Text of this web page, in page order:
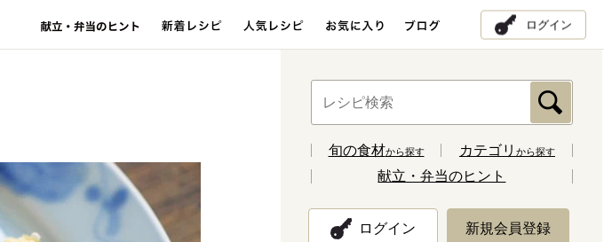
ログイン
旬の食材から探す カテゴリ から探す
献立・弁当のヒント
ログイン 新規会員登録